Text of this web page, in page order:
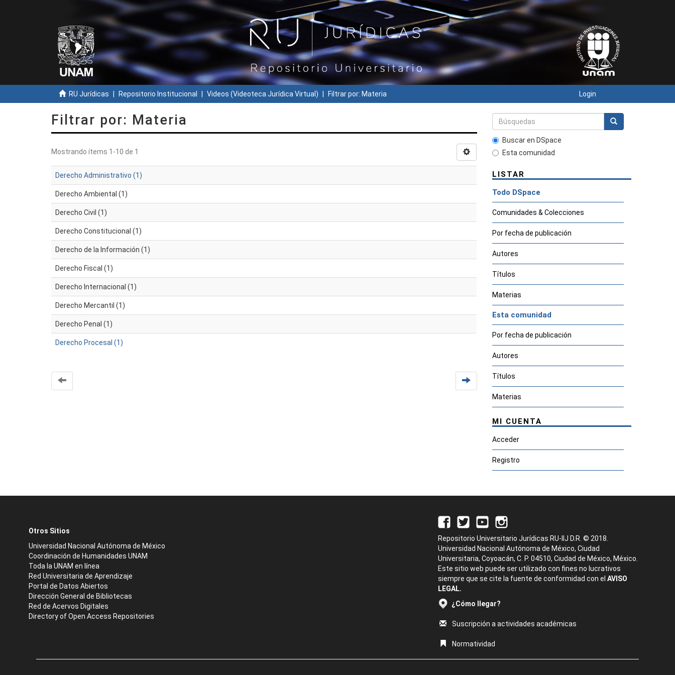
RU Jurídicas Repositorio Institucional Videos (Videoteca Jurídica Virtual) Filtrar por: Materia Login
Filtrar por: Materia
Mostrando ítems 1-10 de 1
Derecho Administrativo (1)
Derecho Ambiental (1)
Derecho Civil (1)
Derecho Constitucional (1)
Derecho de la Información (1)
Derecho Fiscal (1)
Derecho Internacional (1)
Derecho Mercantil (1)
Derecho Penal (1)
Derecho Procesal (1)
Buscar en DSpace
Esta comunidad
LISTAR
Todo DSpace
Comunidades & Colecciones
Por fecha de publicación
Autores
Títulos
Materias
Esta comunidad
Por fecha de publicación
Autores
Títulos
Materias
MI CUENTA
Acceder
Registro
Otros Sitios
Universidad Nacional Autónoma de México
Coordinación de Humanidades UNAM
Toda la UNAM en línea
Red Universitaria de Aprendizaje
Portal de Datos Abiertos
Dirección General de Bibliotecas
Red de Acervos Digitales
Directory of Open Access Repositories
Repositorio Universitario Jurídicas RU-IIJ D.R. © 2018.
Universidad Nacional Autónoma de México, Ciudad
Universitaria, Coyoacán, C. P. 04510, Ciudad de México, México.
Este sitio web puede ser utilizado con fines no lucrativos
siempre que se cite la fuente de conformidad con el AVISO
LEGAL.
¿Cómo llegar?
Suscripción a actividades académicas
Normatividad